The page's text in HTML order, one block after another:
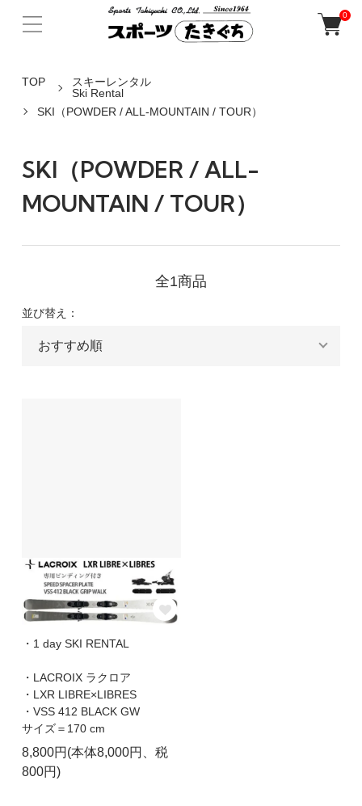
0
TOP
スキーレンタル
Ski Rental
SKI（POWDER / ALL-MOUNTAIN / TOUR）
SKI（POWDER / ALL-
MOUNTAIN / TOUR）
全1商品
並び替え：
・1 day SKI RENTAL
・LACROIX ラクロア
・LXR LIBRE×LIBRES
・VSS 412 BLACK GW
サイズ＝170 cm
8,800円(本体8,000円、税
800円)